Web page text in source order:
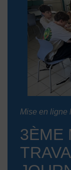
Mise en ligne
3ÈME